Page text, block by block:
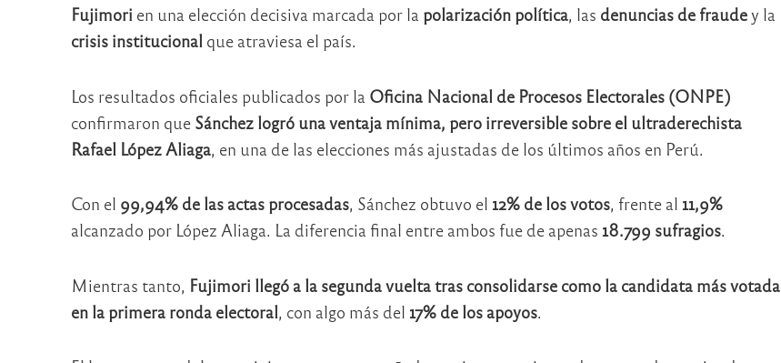
Fujimori en una elección decisiva marcada por la polarización política, las denuncias de fraudey la
crisis institucional que atraviesa el país.
Los resultados oficiales publicados por la Oficina Nacional de Procesos Electorales (ONPE)
confirmaron que Sánchez logró una ventaja mínima, pero irreversible sobre el ultraderechista
Rafael López Aliaga, en una de las elecciones más ajustadas de los últimos años en Perú.
Con el 99,94% de las actas procesadas, Sánchez obtuvo el 12% de los votos, frente al 11,9%
alcanzado por López Aliaga. La diferencia final entre ambos fue de apenas 18.799 sufragios.
Mientras tanto, Fujimori llegó a la segunda vuelta tras consolidarse como la candidata más votada
en la primera ronda electoral, con algo más del 17% de los apoyos.